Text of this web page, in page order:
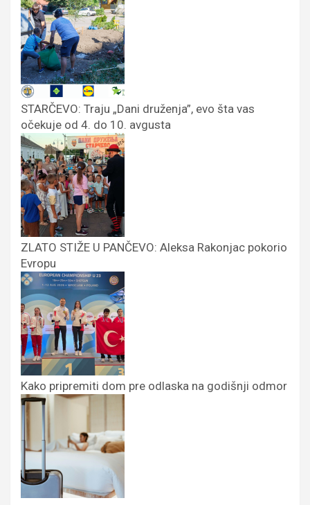
STARČEVO: Traju „Dani druženja”, evo šta vas
očekuje od 4. do 10. avgusta
ZLATO STIŽE U PANČEVO: Aleksa Rakonjac pokorio
Evropu
Kako pripremiti dom pre odlaska na godišnji odmor